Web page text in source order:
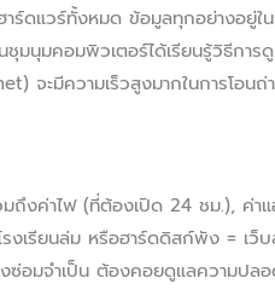
าร์ดแวร์ทั้งหมด ข้อมูลทุกอย่างอยู่ใน
ชุมนุมคอมพิวเตอร์ได้เรียนรู้วิธีการ
จะมีความเร็วสูงมากในการโอนถ่
มถึงค่าไฟ (ที่ต้องเปิด 24 ชม.), ค่า
รงเรียนล่ม หรือฮาร์ดดิสก์พัง = เว็
ซ่อมจำเป็น ต้องคอยดูแลความปล